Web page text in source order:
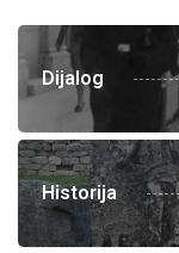
Dijalog
Historija